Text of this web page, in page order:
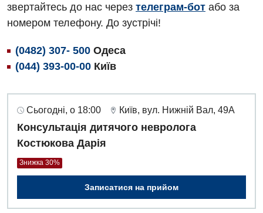
звертайтесь до нас через телеграм-бот або за
номером телефону. До зустрічі!
(0482) 307- 500 Одеса
(044) 393-00-00 Київ
Сьогодні, о 18:00 Київ, вул. Нижній Вал, 49А
Консультація дитячого невролога
Костюкова Дарія
Знижка 30%
Записатися на прийом